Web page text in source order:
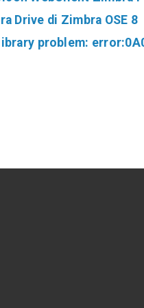
Drive di Zimbra OSE 8
problem: